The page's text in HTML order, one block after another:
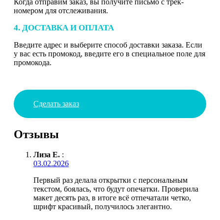
номером для отслеживания.
4. ДОСТАВКА И ОПЛАТА
Введите адрес и выберите способ доставки заказа. Если
у вас есть промокод, введите его в специальное поле для
промокода.
Сделать заказ
Отзывы
Лиза Е. :
03.02.2026
Первый раз делала открытки с персональным
текстом, боялась, что будут опечатки. Проверила
макет десять раз, в итоге всё отпечатали четко,
шрифт красивый, получилось элегантно.